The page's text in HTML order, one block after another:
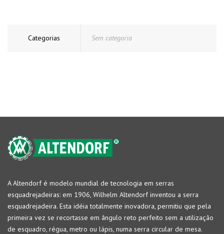
Categorias Sem categoria
A Altendorf é modelo mundial de tecnologia em serras
esquadrejadeiras: em 1906, Wilhelm Altendorf inventou a serra
esquadrejadeira. Esta idéia totalmente inovadora, permitiu que pela
primeira vez se recortasse em ângulo reto perfeito sem a utilização
de esquadro, régua, metro ou lápis, numa serra circular de mesa.